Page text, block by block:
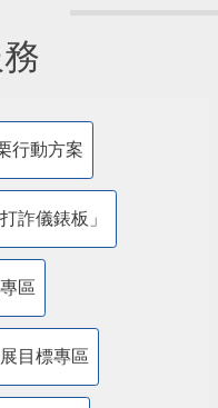
行動方案
詐儀錶板」
區
目標專區